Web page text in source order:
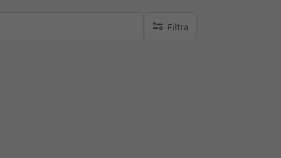
Filtra
nessun filtro attivo